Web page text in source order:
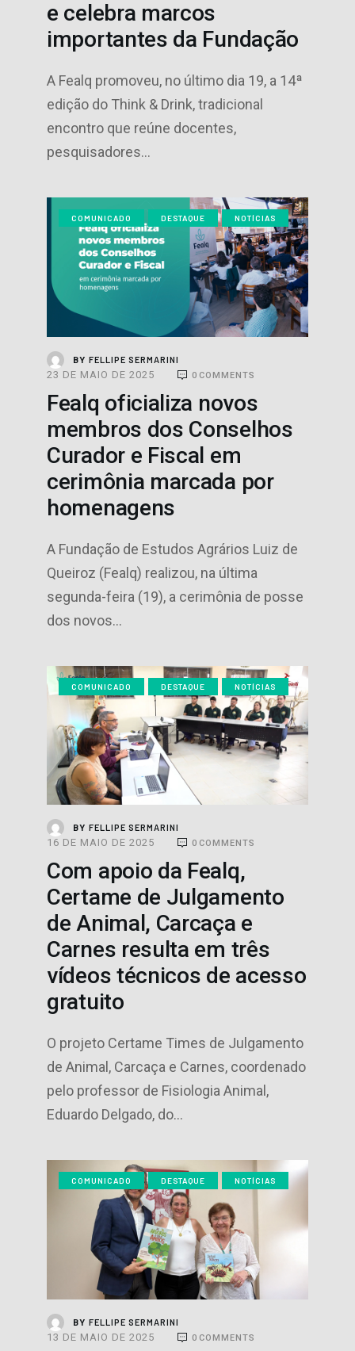
e celebra marcos
importantes da Fundação
A Fealq promoveu, no último dia 19, a 14ª
edição do Think & Drink, tradicional
encontro que reúne docentes,
pesquisadores…
COMUNICADO DESTAQUE NOTÍCIAS
BY FELLIPE SERMARINI
23 DE MAIO DE 2025 0 COMMENTS
Fealq oficializa novos
membros dos Conselhos
Curador e Fiscal em
cerimônia marcada por
homenagens
A Fundação de Estudos Agrários Luiz de
Queiroz (Fealq) realizou, na última
segunda-feira (19), a cerimônia de posse
dos novos…
COMUNICADO DESTAQUE NOTÍCIAS
BY FELLIPE SERMARINI
16 DE MAIO DE 2025 0 COMMENTS
Com apoio da Fealq,
Certame de Julgamento
de Animal, Carcaça e
Carnes resulta em três
vídeos técnicos de acesso
gratuito
O projeto Certame Times de Julgamento
de Animal, Carcaça e Carnes, coordenado
pelo professor de Fisiologia Animal,
Eduardo Delgado, do…
COMUNICADO DESTAQUE NOTÍCIAS
BY FELLIPE SERMARINI
13 DE MAIO DE 2025 0 COMMENTS